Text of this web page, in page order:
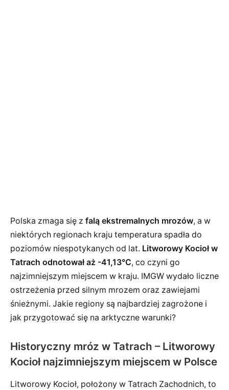
Polska zmaga się z falą ekstremalnych mrozów, a w
niektórych regionach kraju temperatura spadła do
poziomów niespotykanych od lat. Litworowy Kocioł w
Tatrach odnotował aż -41,13°C, co czyni go
najzimniejszym miejscem w kraju. IMGW wydało liczne
ostrzeżenia przed silnym mrozem oraz zawiejami
śnieżnymi. Jakie regiony są najbardziej zagrożone i
jak przygotować się na arktyczne warunki?
Historyczny mróz w Tatrach – Litworowy
Kocioł najzimniejszym miejscem w Polsce
Litworowy Kocioł, położony w Tatrach Zachodnich, to